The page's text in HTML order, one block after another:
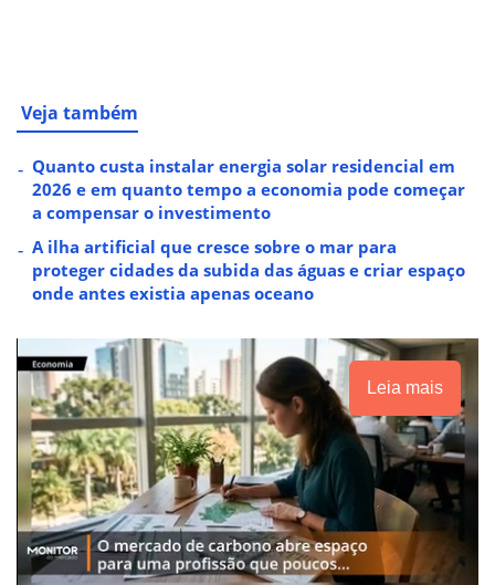
Veja também
Quanto custa instalar energia solar residencial em
2026 e em quanto tempo a economia pode começar
a compensar o investimento
A ilha artificial que cresce sobre o mar para
proteger cidades da subida das águas e criar espaço
onde antes existia apenas oceano
Leia mais